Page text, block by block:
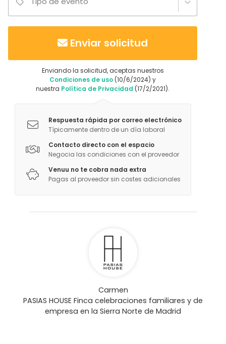
Enviar solicitud
Enviando la solicitud, aceptas nuestros
Condiciones de uso (10/6/2024) y
nuestra Política de Privacidad (17/2/2021).
Respuesta rápida por correo electrónico
Típicamente dentro de un día laboral
Contacto directo con el espacio
Negocia las condiciones con el proveedor
Venuu no te cobra nada extra
Pagas al proveedor sin costes adicionales
Carmen
PASIAS HOUSE Finca celebraciones familiares y de
empresa en la Sierra Norte de Madrid